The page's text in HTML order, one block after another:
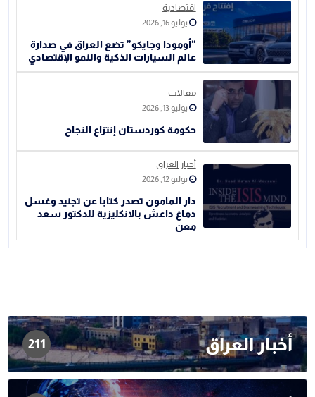
اقتصادية
يوليو 16, 2026
“أومودا وجايكو” تضع العراق في صدارة
عالم السيارات الذكية والنمو الإقتصادي
مقالات
يوليو 13, 2026
حكومة كوردستان إنتزاع النجاح
أخبار العراق
يوليو 12, 2026
دار المامون تصدر كتابا عن تجنيد وغسل
دماغ داعش بالانكليزية للدكتور سعد
معن
أخبار العراق 211